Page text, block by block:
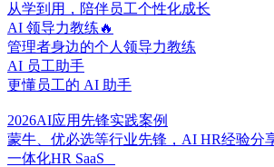
从学到用，陪伴员工个性化成长
AI 领导力教练🔥
管理者身边的个人领导力教练
AI 员工助手
更懂员工的 AI 助手
2026AI应用先锋实践案例
蒙牛、优必选等行业先锋，AI HR经验分
一体化HR SaaS